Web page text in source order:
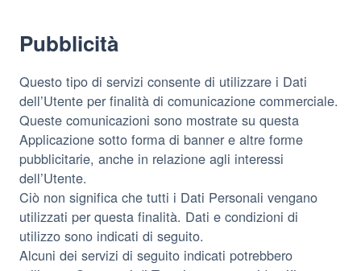
Pubblicità
Questo tipo di servizi consente di utilizzare i Dati
dell’Utente per finalità di comunicazione commerciale.
Queste comunicazioni sono mostrate su questa
Applicazione sotto forma di banner e altre forme
pubblicitarie, anche in relazione agli interessi
dell’Utente.
Ciò non significa che tutti i Dati Personali vengano
utilizzati per questa finalità. Dati e condizioni di
utilizzo sono indicati di seguito.
Alcuni dei servizi di seguito indicati potrebbero